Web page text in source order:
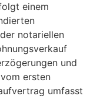
einem
notariellen
und
ersten
umfasst